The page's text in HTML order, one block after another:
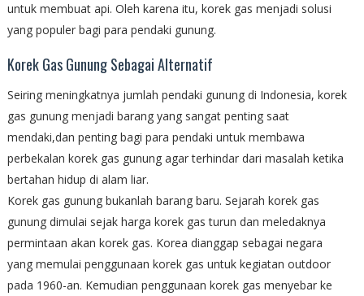
untuk membuat api. Oleh karena itu, korek gas menjadi solusi
yang populer bagi para pendaki gunung.
Korek Gas Gunung Sebagai Alternatif
Seiring meningkatnya jumlah pendaki gunung di Indonesia, korek
gas gunung menjadi barang yang sangat penting saat
mendaki,dan penting bagi para pendaki untuk membawa
perbekalan korek gas gunung agar terhindar dari masalah ketika
bertahan hidup di alam liar.
Korek gas gunung bukanlah barang baru. Sejarah korek gas
gunung dimulai sejak harga korek gas turun dan meledaknya
permintaan akan korek gas. Korea dianggap sebagai negara
yang memulai penggunaan korek gas untuk kegiatan outdoor
pada 1960-an. Kemudian penggunaan korek gas menyebar ke